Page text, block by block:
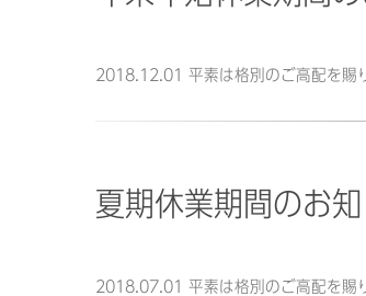
2018.12.01 平素は格別のご高配を賜
夏期休業期間のお
2018.07.01 平素は格別のご高配を賜